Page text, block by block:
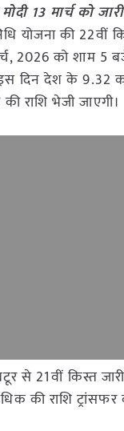
13 मार्च को
योजना की
2026 को शाम 5
दिन देश के 9.32
राशि भेजी जाएगी।
से 21वीं किस्त
की राशि ट्रांसफर